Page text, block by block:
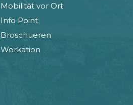
Mobilität vor Ort
Info Point
Broschueren
Workation